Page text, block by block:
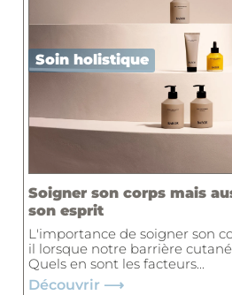
Soin holistique
Soigner son corps mais
son esprit
L'importance de soigner son
il lorsque notre barrière
Quels en sont les facteurs...
Découvrir ⟶